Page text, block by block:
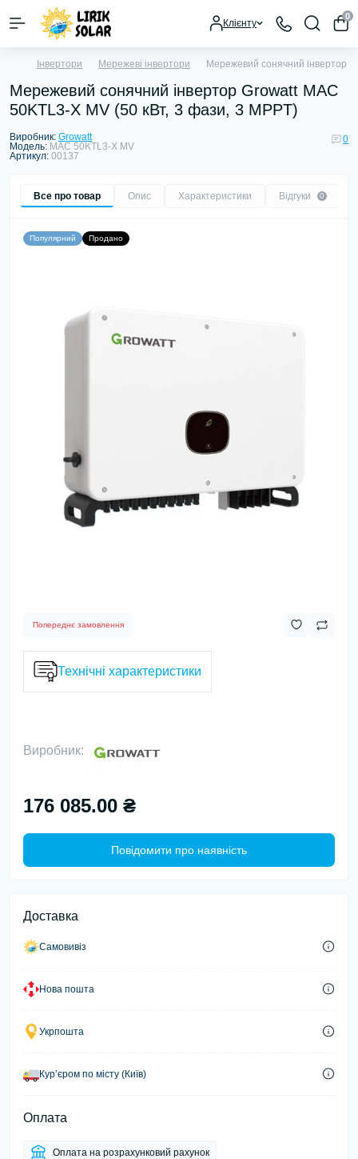
Клієнту
0
Інвертори Мережеві інвертори Мережевий сонячний інвертор
Мережевий сонячний інвертор Growatt MAC
50KTL3-X MV (50 кВт, 3 фази, 3 MPPT)
Виробник: Growatt
Модель: MAC 50KTL3-X MV
Артикул: 00137
0
Все про товар Опис Характеристики Відгуки 0
Популярний Продано
Попереднє замовлення
Технічні характеристики
Виробник:
176 085.00 ₴
Повідомити про наявність
Доставка
Самовивіз
Нова пошта
Укрпошта
Курʼєром по місту (Київ)
Оплата
Оплата на розрахунковий рахунок